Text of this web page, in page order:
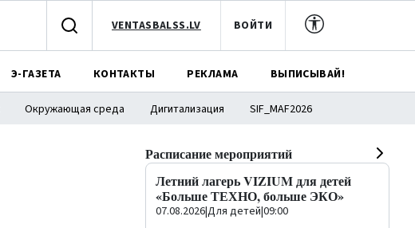
VENTASBALSS.LV ВОЙТИ
Э-ГАЗЕТА КОНТАКТЫ РЕКЛАМА ВЫПИСЫВАЙ!
Окружающая среда Дигитализация SIF_MAF2026
Расписание мероприятий
Летний лагерь VIZIUM для детей
«Больше ТЕХНО, больше ЭКО»
07.08.2026|Для детей|09:00